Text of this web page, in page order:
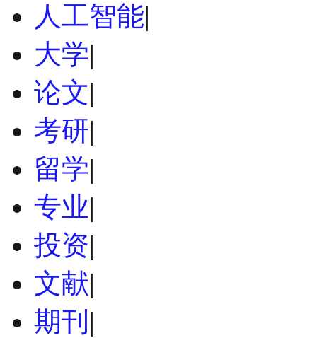
人工智能|
大学|
论文|
考研|
留学|
专业|
投资|
文献|
期刊 |